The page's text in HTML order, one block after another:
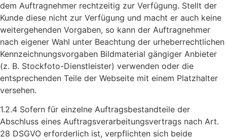
dem Auftragnehmer rechtzeitig zur Verfügung. Stellt der
Kunde diese nicht zur Verfügung und macht er auch keine
weitergehenden Vorgaben, so kann der Auftragnehmer
nach eigener Wahl unter Beachtung der urheberrechtlichen
Kennzeichnungsvorgaben Bildmaterial gängiger Anbieter
(z. B. Stockfoto-Dienstleister) verwenden oder die
entsprechenden Teile der Webseite mit einem Platzhalter
versehen.
1.2.4 Sofern für einzelne Auftragsbestandteile der
Abschluss eines Auftragsverarbeitungsvertrags nach Art.
28 DSGVO erforderlich ist, verpflichten sich beide